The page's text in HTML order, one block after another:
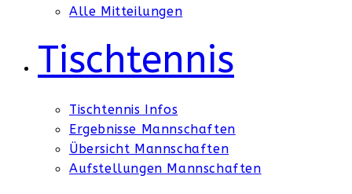
Alle Mitteilungen
Tischtennis
Tischtennis Infos
Ergebnisse Mannschaften
Übersicht Mannschaften
Aufstellungen Mannschaften